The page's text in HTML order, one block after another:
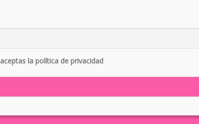
la política de privacidad